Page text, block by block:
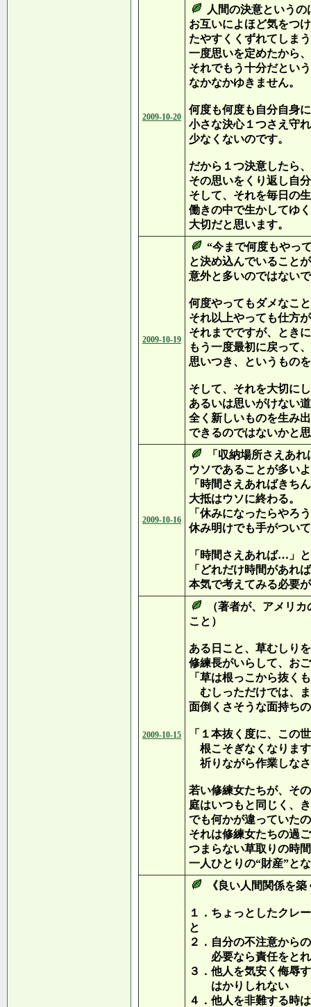
2009-10-20
人間の決意というの
お互いによほど気をつ
たやすくくずれてしま
一度思いを定めたから、
それでもう十分だとい
なかなかゆきません。
何度も何度も自分自身
小さな決心１つさえ守
少なくないのです。
だから１つ決意したら、
その思いをくり返し自
そして、それを毎日の
働きの中で生かしてゆ
大切だと思います。
2009-10-19
“今まで何度もやっ
と決め込んでいること
意外と多いのではない
何度やってもダメなこ
それ以上やっても仕方
それまでですが、とき
もう一度最初に戻って
思いつき、というもの
そして、それを大切に
あるいは思いがけない
全く新しいものを生み
できるのではないかと
2009-10-16
「収納場所さえあ
ウソであることが多い
「時間さえあればきち
大抵はウソに終わる。
「休みになったらやろ
休み明けでも手がつい
「時間さえあれば…」
「どれだけ時間があれ
本気で考えてみる必要
2009-10-15
（著者が、アメリ
こと）
ある日こと、草むしり
修練長がいらして、お
「草は根っこから抜く
むしっただけでは、
面倒くさそうな面持ち
「１本抜く度に、この
根こそぎなくなりま
祈りながら作業しな
若い修練女たちが、そ
庭はいつもと同じく、
でも何かが違っていた
それは修練女たちの過
つまらない草取りの時
一人ひとりの“財産”と
《良い人間関係を
１．ちょっとしたクレ
と
２．自分の不注意から
必要なら責任をとれ
３．他人を気安く侮辱
はかりしれない
４．他人を非難する時